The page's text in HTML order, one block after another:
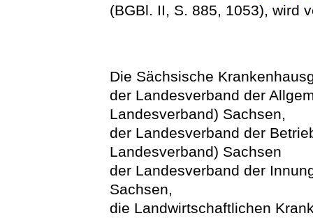
(BGBl. II, S. 885, 1053), wird
Die Sächsische
der Landesverband der
Landesverband) Sachsen,
der Landesverband der
Landesverband) Sachsen
der Landesverband der
Sachsen,
die Landwirtschaftlichen